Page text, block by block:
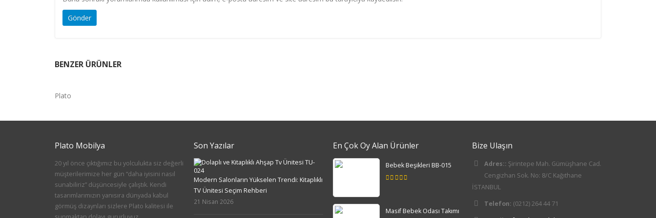
BENZER ÜRÜNLER
Plato
Plato Mobilya
20 yıl önce çıktığımız bu yolculukta siz değerli
müşterilerimize her gün “daha iyisini nasıl
sunabiliriz” düşüncesiyle çalıştık. Kendi
tasarımlarımızın yanısıra dünyada kabul
görmüş dizaynları sizlere Plato kalitesi ile
Son Yazılar
Modern Salonların Yükselen Trendi: Kitaplıklı
TV Ünitesi Seçim Rehberi
21 Nisan 2026
En Çok Oy Alan Ürünler
Bebek Beşikleri BB-015
Masif Bebek Odası Takımı
Bize Ulaşın
Adres:: Şirintepe Mah. Gümüşhane Cad.
Cengizhan Sok. No: 8/C Kağıthane
İSTANBUL
Telefon: (0212) 264 44 71